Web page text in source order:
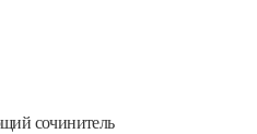
сочинитель